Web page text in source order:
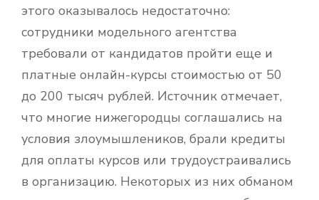
этого оказывалось недостаточно:
сотрудники модельного агентства
требовали от кандидатов пройти еще и
платные онлайн-курсы стоимостью от 50
до 200 тысяч рублей. Источник отмечает,
что многие нижегородцы соглашались на
условия злоумышлеников, брали кредиты
для оплаты курсов или трудоустраивались
в организацию. Некоторых из них обманом